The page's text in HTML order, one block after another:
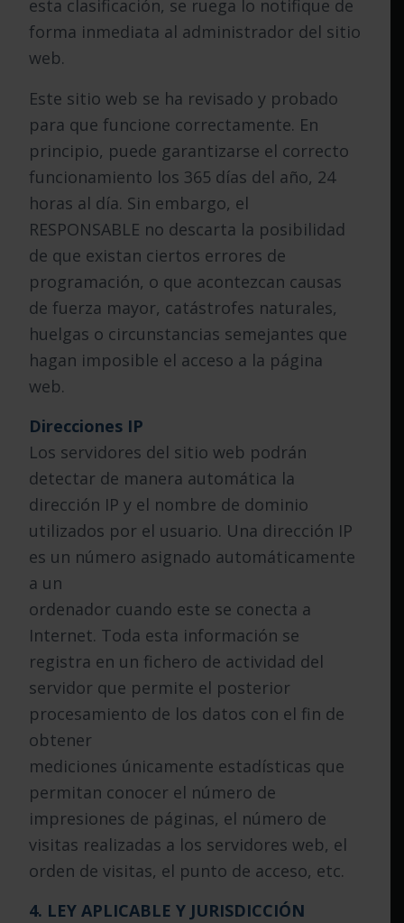
esta clasificación, se ruega lo notifique de
forma inmediata al administrador del sitio
web.
Este sitio web se ha revisado y probado
para que funcione correctamente. En
principio, puede garantizarse el correcto
funcionamiento los 365 días del año, 24
horas al día. Sin embargo, el
RESPONSABLE no descarta la posibilidad
de que existan ciertos errores de
programación, o que acontezcan causas
de fuerza mayor, catástrofes naturales,
huelgas o circunstancias semejantes que
hagan imposible el acceso a la página
web.
Direcciones IP
Los servidores del sitio web podrán
detectar de manera automática la
dirección IP y el nombre de dominio
utilizados por el usuario. Una dirección IP
es un número asignado automáticamente
a un
ordenador cuando este se conecta a
Internet. Toda esta información se
registra en un fichero de actividad del
servidor que permite el posterior
procesamiento de los datos con el fin de
obtener
mediciones únicamente estadísticas que
permitan conocer el número de
impresiones de páginas, el número de
visitas realizadas a los servidores web, el
orden de visitas, el punto de acceso, etc.
4. LEY APLICABLE Y JURISDICCIÓN